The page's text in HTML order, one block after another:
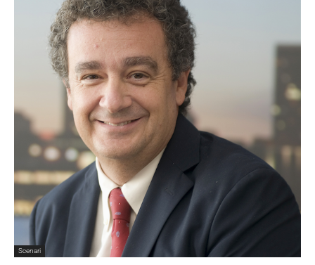
Scenari